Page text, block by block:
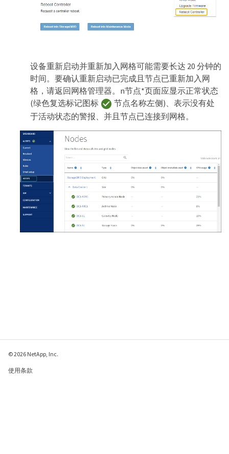
设备重新启动并重新加入网格可能需要长达 20 分钟的
时间。要确认重新启动已完成且节点已重新加入网
格，请返回网格管理器。n节点*页面应显示正常状态
(绿色复选标记图标
节点名称左侧)、表示没有处
于活动状态的警报、并且节点已连接到网格。
© 2026 NetApp, Inc.
使用条款